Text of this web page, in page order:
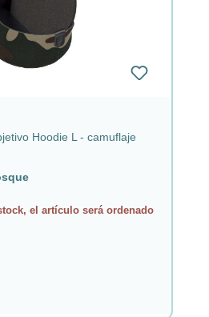
Hoodie L - camuflaje
el artículo será ordenado